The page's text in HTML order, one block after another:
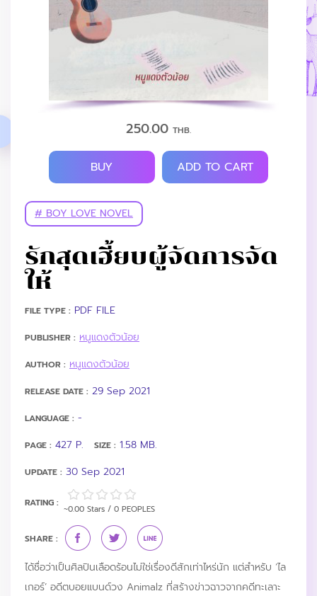
250.00 THB.
BUY ADD TO CART
# BOY LOVE NOVEL
รักสุดเฮี้ยบผู้จัดการจัด
ให้
FILE TYPE : PDF FILE
PUBLISHER : หนูแดงตัวน้อย
AUTHOR : หนูแดงตัวน้อย
RELEASE DATE : 29 Sep 2021
LANGUAGE : -
PAGE : 427 P. SIZE : 1.58 MB.
UPDATE : 30 Sep 2021
RATING :
~0.00 Stars / 0 PEOPLES
SHARE :
ได้ชื่อว่าเป็นศิลปินเลือดร้อนไม่ใช่เรื่องดีสักเท่าไหร่นัก แต่สำหรับ ‘ไล
เกอร์’ อดีตบอยแบนด์วง Animalz ที่สร้างข่าวฉาวจากคดีทะเลาะ